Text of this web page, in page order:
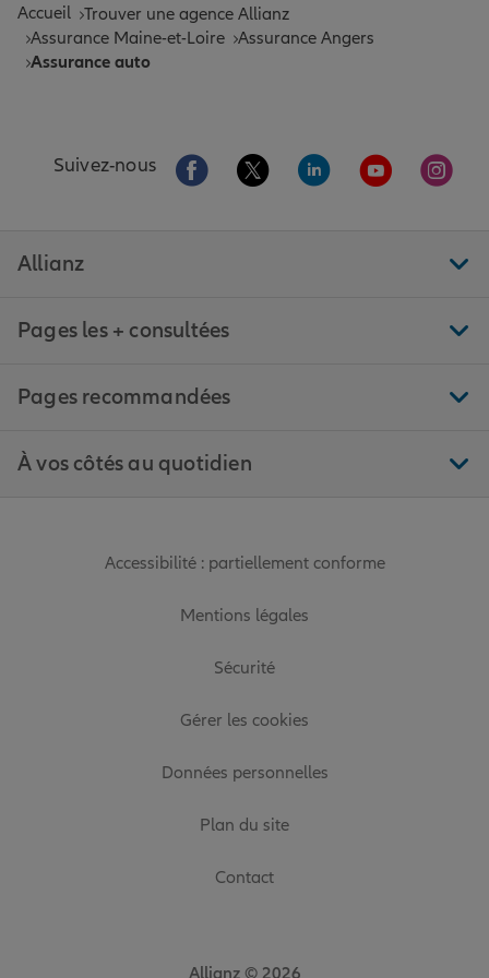
Accueil Trouver une agence Allianz
Assurance Maine-et-Loire Assurance Angers
Assurance auto
Suivez-nous Aller sur la page Facebook de Allianz
Aller sur la page Twitter de
Aller sur la page
Aller sur la
Aller
Allianz
Pages les + consultées
Pages recommandées
À vos côtés au quotidien
Accessibilité : partiellement conforme
Mentions légales
Sécurité
Gérer les cookies
Données personnelles
Plan du site
Contact
Allianz © 2026